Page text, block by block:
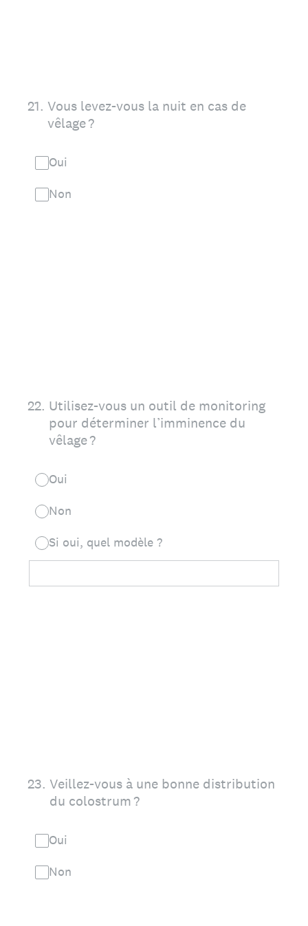
21. Vous levez-vous la nuit en cas de
vêlage ?
Oui
Non
22. Utilisez-vous un outil de monitoring
pour déterminer l’imminence du
vêlage ?
Oui
Non
Si oui, quel modèle ?
23. Veillez-vous à une bonne distribution
du colostrum ?
Oui
Non